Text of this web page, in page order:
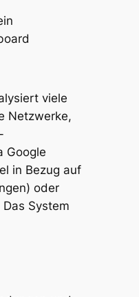
viele
Netzwerke,
Google
in Bezug auf
oder
System